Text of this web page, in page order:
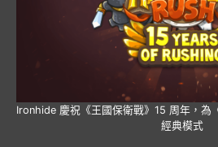
Ironhide 慶祝《王國保衛戰》15 周年，為
經典模式